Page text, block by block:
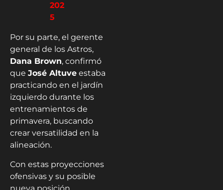
202
5
Por su parte, el gerente
general de los Astros,
Dana Brown, confirmó
que José Altuve estaba
practicando en el jardín
izquierdo durante los
entrenamientos de
primavera, buscando
crear versatilidad en la
alineación.
Con estas proyecciones
ofensivas y su posible
nueva posición